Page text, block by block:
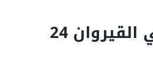
كهربائي القيروان 24